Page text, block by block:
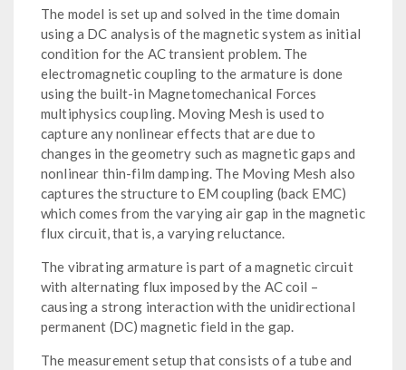
The model is set up and solved in the time domain
using a DC analysis of the magnetic system as initial
condition for the AC transient problem. The
electromagnetic coupling to the armature is done
using the built-in Magnetomechanical Forces
multiphysics coupling. Moving Mesh is used to
capture any nonlinear effects that are due to
changes in the geometry such as magnetic gaps and
nonlinear thin-film damping. The Moving Mesh also
captures the structure to EM coupling (back EMC)
which comes from the varying air gap in the magnetic
flux circuit, that is, a varying reluctance.
The vibrating armature is part of a magnetic circuit
with alternating flux imposed by the AC coil –
causing a strong interaction with the unidirectional
permanent (DC) magnetic field in the gap.
The measurement setup that consists of a tube and